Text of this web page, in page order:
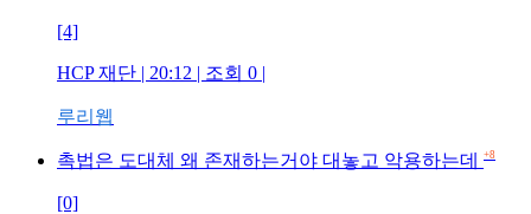
[4]
HCP 재단 | 20:12 | 조회 0 |
루리웹
촉법은 도대체 왜 존재하는거야 대놓고 악용하는데 +8
[0]